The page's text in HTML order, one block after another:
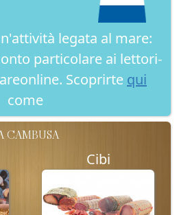
legata al mare:
particolare ai lettori-
Scoprirte qui
come
CAMBUSA
Cibi